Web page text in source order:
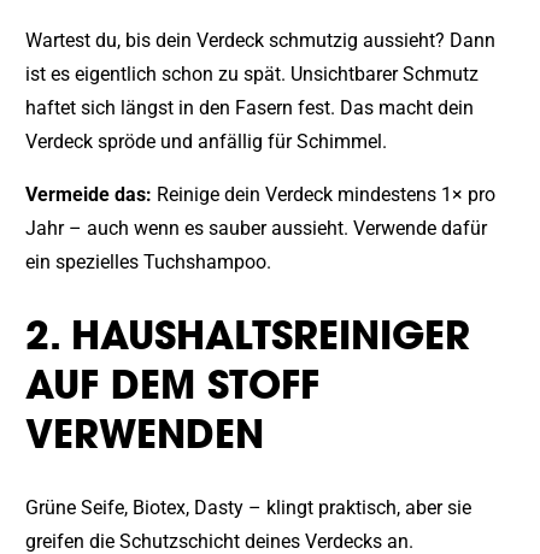
Wartest du, bis dein Verdeck schmutzig aussieht? Dann
ist es eigentlich schon zu spät. Unsichtbarer Schmutz
haftet sich längst in den Fasern fest. Das macht dein
Verdeck spröde und anfällig für Schimmel.
Vermeide das: Reinige dein Verdeck mindestens 1× pro
Jahr – auch wenn es sauber aussieht. Verwende dafür
ein spezielles Tuchshampoo.
2. HAUSHALTSREINIGER
AUF DEM STOFF
VERWENDEN
Grüne Seife, Biotex, Dasty – klingt praktisch, aber sie
greifen die Schutzschicht deines Verdecks an.